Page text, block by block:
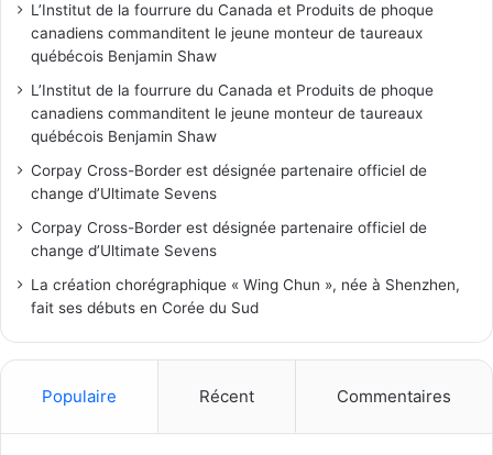
L’Institut de la fourrure du Canada et Produits de phoque
canadiens commanditent le jeune monteur de taureaux
québécois Benjamin Shaw
L’Institut de la fourrure du Canada et Produits de phoque
canadiens commanditent le jeune monteur de taureaux
québécois Benjamin Shaw
Corpay Cross-Border est désignée partenaire officiel de
change d’Ultimate Sevens
Corpay Cross-Border est désignée partenaire officiel de
change d’Ultimate Sevens
La création chorégraphique « Wing Chun », née à Shenzhen,
fait ses débuts en Corée du Sud
Populaire Récent Commentaires